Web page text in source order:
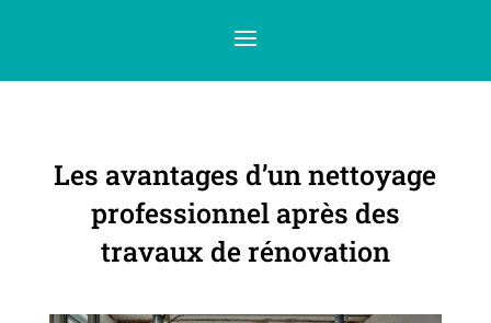
Les avantages d’un nettoyage
professionnel après des
travaux de rénovation